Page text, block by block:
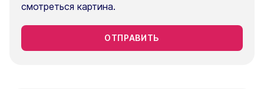
смотреться картина.
ОТПРАВИТЬ